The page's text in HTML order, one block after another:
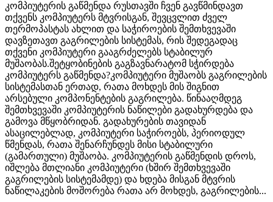
კომპიუტერის გაწმენდა რუსთავში ჩვენ გავწმინდავთ
თქვენს კომპიუტერს მტვრისგან, შევცვლით ძველ
თერმოპასტას ახლით და საჭიროების შემთხვევაში
დავზეთავთ გაგრილების სისტემას, რის შედეგადაც
თქვენი კომპიუტერი გააგრძელებს სტაბილურ
მუშაობას.შეტყობინების გაგზავნარატომ სჭირდება
კომპიუტერს გაწმენდა?კომპიუტერი მუშაობს გაგრილების
სისტემასთან ერთად, რათა მოხდეს მის შიგნით
არსებული კომპონენტების გაგრილება. წინააღმდეგ
შემთხვევაში კომპიუტერის ნაწილები გადახურდება და
გამოვა მწყობრიდან. გადახურების თავიდან
ასაცილებლად, კომპიუტერი საჭიროებს, პერიოდულ
წმენდას, რათა შენარჩუნდეს მისი სტაბილური
(გამართული) მუშაობა. კომპიუტერის გაწმენდის დროს,
იშლება მთლიანი კომპიუტერი (ხშირ შემთხვევაში
გაგრილების სისტემამდე) და ხდება მისგან მტვრის
ნაწილაკების მოშორება რათა არ მოხდეს, გაგრილების...